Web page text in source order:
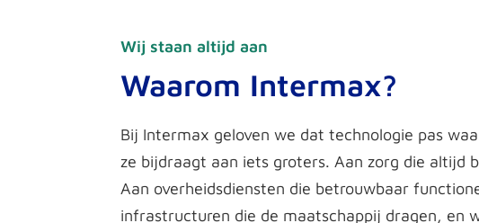
Wij staan altijd aan
Waarom Intermax?
Bij Intermax geloven we dat technologie pas
ze bijdraagt aan iets groters. Aan zorg die altijd
Aan overheidsdiensten die betrouwbaar
infrastructuren die de maatschappij dragen, en